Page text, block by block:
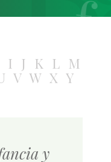
I J K L M
V W X Y
y